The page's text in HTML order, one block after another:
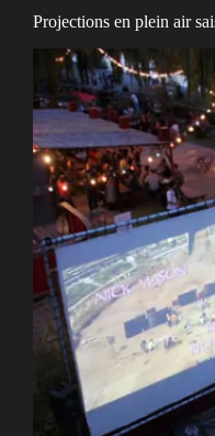
Projections en plein air